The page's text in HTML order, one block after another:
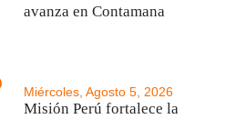
avanza en Contamana
Miércoles, Agosto 5, 2026
Misión Perú fortalece la